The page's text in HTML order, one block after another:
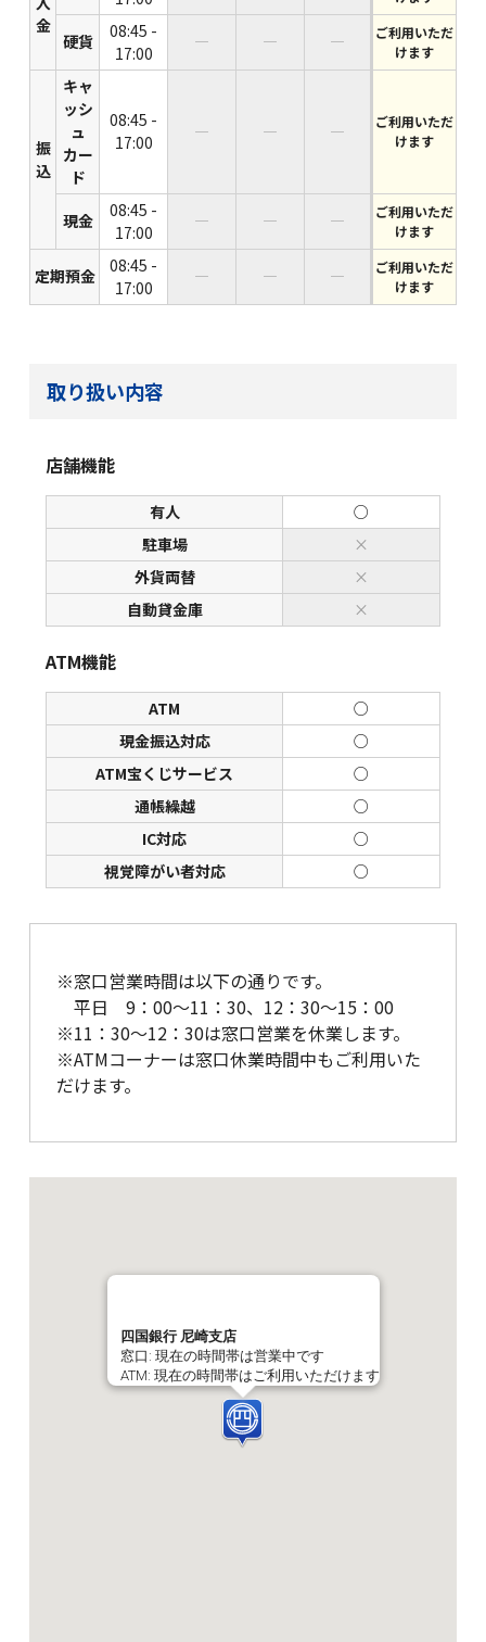
金
硬貨
08:45 -
17:00
― ― ―
ご利用いただ
けます
振
込
キャ
ッシ
ュ
カー
ド
08:45 -
17:00
― ― ―
ご利用いただ
けます
現金
08:45 -
17:00
― ― ―
ご利用いただ
けます
定期預金
08:45 -
17:00
― ― ―
ご利用いただ
けます
取り扱い内容
店舗機能
有人
○
駐車場
×
外貨両替
×
自動貸金庫
×
ATM機能
ATM
○
現金振込対応
○
ATM宝くじサービス
○
通帳繰越
○
IC対応
○
視覚障がい者対応
○
※窓口営業時間は以下の通りです。
平日 9：00～11：30、12：30～15：00
※11：30～12：30は窓口営業を休業します。
※ATMコーナーは窓口休業時間中もご利用いた
だけます。
四国銀行 尼崎支店
窓口: 現在の時間帯は営業中です
ATM: 現在の時間帯はご利用いただけます